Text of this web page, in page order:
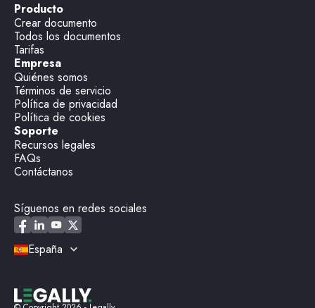
Producto
Crear documento
Todos los documentos
Tarifas
Empresa
Quiénes somos
Términos de servicio
Política de privacidad
Política de cookies
Soporte
Recursos legales
FAQs
Contáctanos
Síguenos en redes sociales
España